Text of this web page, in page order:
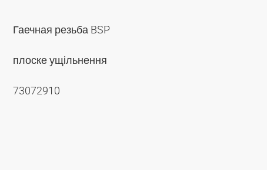
Гаечная резьба BSP
плоске ущільнення
73072910